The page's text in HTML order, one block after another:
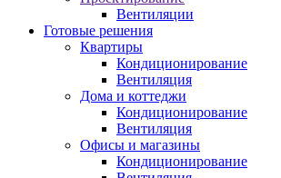
Вентиляции
Готовые решения
Квартиры
Кондиционирование
Вентиляция
Дома и коттеджи
Кондиционирование
Вентиляция
Офисы и магазины
Кондиционирование